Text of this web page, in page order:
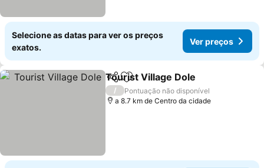
Selecione as datas para ver os preços
exatos.
Ver preços
PartilharAdicionar aos favoritos
Tourist Village Dole
/
Pontuação não disponível
a 8.7 km de Centro da cidade